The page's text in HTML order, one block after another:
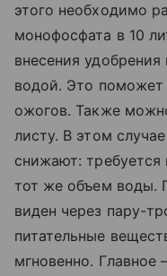
этого необходимо
монофосфата в 10
внесения
водой. Это
ожогов. Также
листу. В этом
снижают: требуется
тот же объем воды.
виден через пару-
питательные
мгновенно.